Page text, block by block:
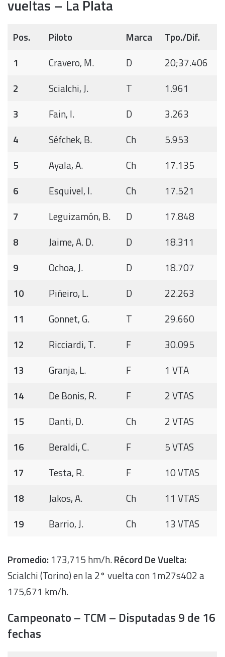
vueltas – La Plata
Pos. Piloto Marca
Tpo./Dif.
1
Cravero, M. D
20;37.406
2
Scialchi, J. T
1.961
3
Fain, I. D
3.263
4
Séfchek, B. Ch
5.953
5
Ayala, A. Ch
17.135
6
Esquivel, I. Ch
17.521
7
Leguizamón, B. D
17.848
8
Jaime, A. D. D
18.311
9
Ochoa, J. D
18.707
10
Piñeiro, L. D
22.263
11
Gonnet, G. T
29.660
12
Ricciardi, T. F
30.095
13
Granja, L. F
1 VTA
14
De Bonis, R. F
2 VTAS
15
Danti, D. Ch
2 VTAS
16
Beraldi, C. F
5 VTAS
17
Testa, R. F
10 VTAS
18
Jakos, A. Ch
11 VTAS
19
Barrio, J. Ch 13 VTAS
Promedio: 173,715 hm/h.Récord De Vuelta:
Scialchi (Torino) en la 2° vuelta con 1m27s402 a
175,671 km/h.
Campeonato – TCM – Disputadas 9 de 16
fechas